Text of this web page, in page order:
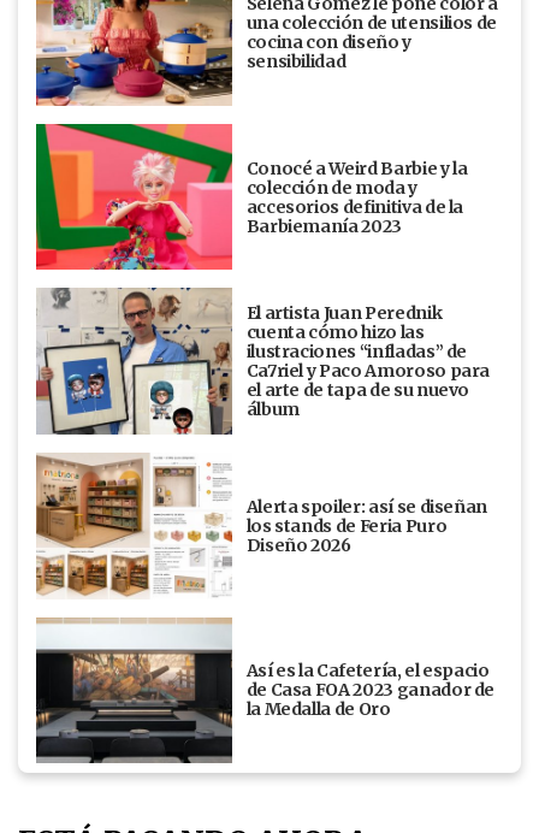
una colección de utensilios de
cocina con diseño y
sensibilidad
Conocé a Weird Barbie y la
colección de moda y
accesorios definitiva de la
Barbiemanía 2023
El artista Juan Perednik
cuenta cómo hizo las
ilustraciones “infladas” de
Ca7riel y Paco Amoroso para
el arte de tapa de su nuevo
álbum
Alerta spoiler: así se diseñan
los stands de Feria Puro
Diseño 2026
Así es la Cafetería, el espacio
de Casa FOA 2023 ganador de
la Medalla de Oro